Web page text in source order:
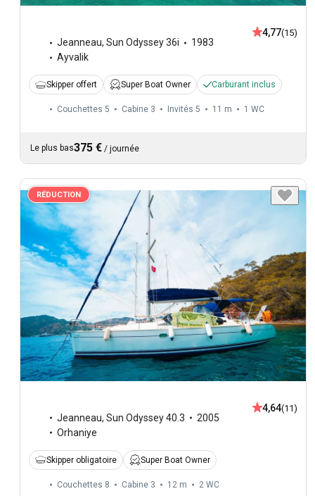
Jeanneau, Sun Odyssey 36i
1983
Ayvalik
4,77(15)
Skipper offert Super Boat Owner Carburant inclus
Couchettes 5 Cabine 3 Invités 5 11 m 1 WC
Le plus bas375 € / journée
RÉDUCTION
Jeanneau, Sun Odyssey 40.3
2005
Orhaniye
4,64(11)
Skipper obligatoire Super Boat Owner
Couchettes 8 Cabine 3 12 m 2 WC